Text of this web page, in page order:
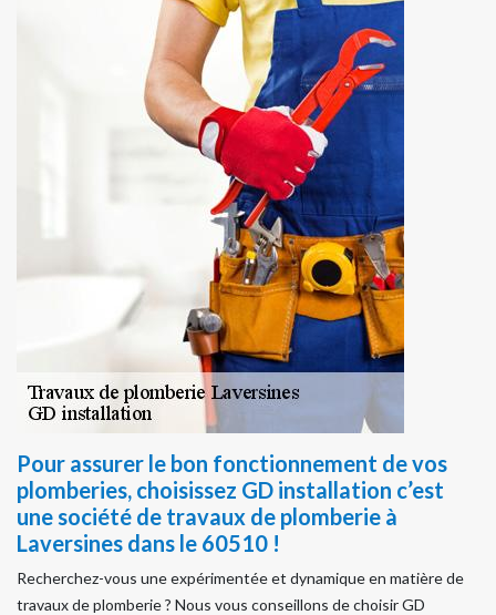
Pour assurer le bon fonctionnement de vos
plomberies, choisissez GD installation c’est
une société de travaux de plomberie à
Laversines dans le 60510 !
Recherchez-vous une expérimentée et dynamique en matière de
travaux de plomberie ? Nous vous conseillons de choisir GD